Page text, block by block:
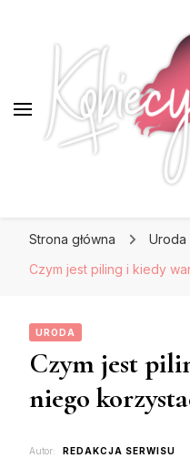
Prawdziwa
czasie z modą
Strona główna
Uroda
Czym jest piling i kiedy
URODA
Czym jest
niego
Autor: REDAKCJA SERWISU